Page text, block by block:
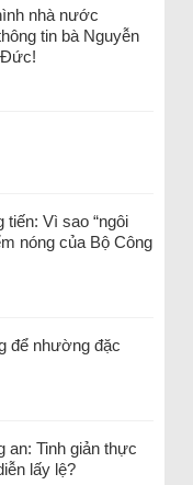
nhà nước
tin bà Nguyễn
Đức!
tiến: Vì sao “ngôi
nóng của Bộ Công
để nhường đặc
an: Tinh giản thực
lấy lệ?